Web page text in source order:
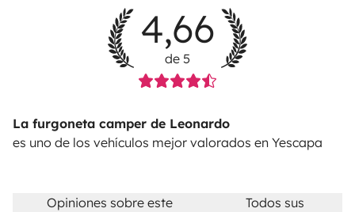
4,66
de 5
La furgoneta camper de Leonardo
es uno de los vehículos mejor valorados en Yescapa
Opiniones sobre este
Todos sus